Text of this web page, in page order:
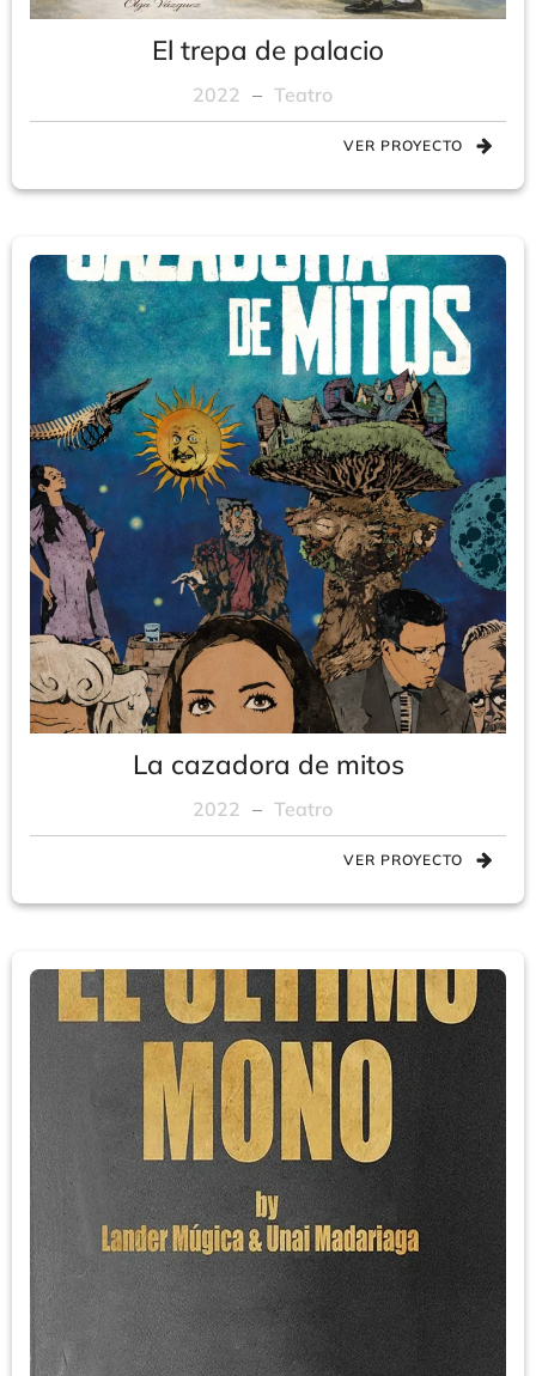
El trepa de palacio
2022 – Teatro
VER PROYECTO
La cazadora de mitos
2022 – Teatro
VER PROYECTO